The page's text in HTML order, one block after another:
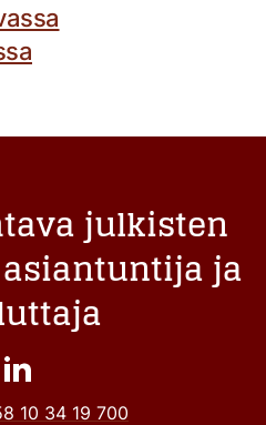
julkisten
ja
10 34 19 700